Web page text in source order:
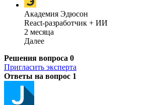
Академия Эдюсон
React-разработчик + ИИ
2 месяца
Далее
Решения вопроса 0
Пригласить эксперта
Ответы на вопрос 1